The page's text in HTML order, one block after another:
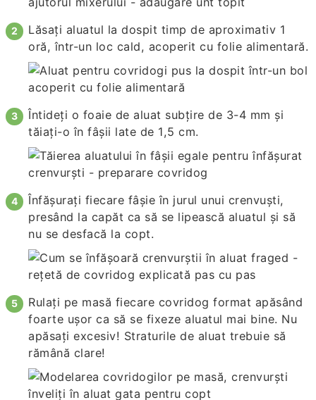
Lăsați aluatul la dospit timp de aproximativ 1
oră, într-un loc cald, acoperit cu folie alimentară.
Întideți o foaie de aluat subțire de 3-4 mm și
tăiați-o în fâșii late de 1,5 cm.
Înfășurați fiecare fâșie în jurul unui crenvuști,
presând la capăt ca să se lipească aluatul și să
nu se desfacă la copt.
Rulați pe masă fiecare covridog format apăsând
foarte ușor ca să se fixeze aluatul mai bine. Nu
apăsați excesiv! Straturile de aluat trebuie să
rămână clare!